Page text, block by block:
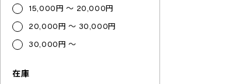
15,000円 ～ 20,000円
20,000円 ～ 30,000円
30,000円 ～
在庫